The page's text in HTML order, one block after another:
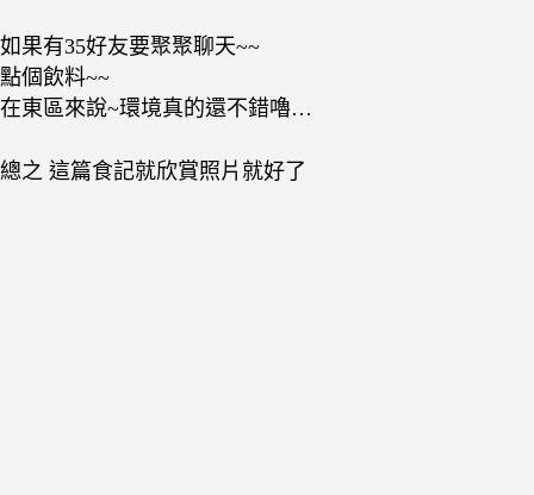
如果有35好友要聚聚聊天~~
點個飲料~~
在東區來說~環境真的還不錯嚕…
總之 這篇食記就欣賞照片就好了